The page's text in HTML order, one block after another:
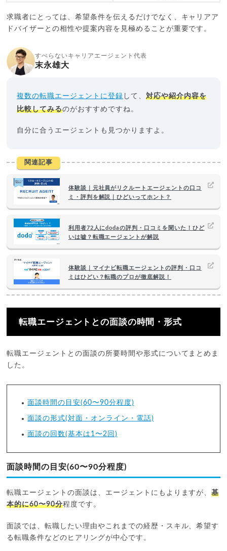
求職者にとっては、希望条件を伝えるだけでなく、キャリアア
ドバイザーとの相性や提案内容を見極めることが重要です。
すべらないキャリアエージェント代表
末永雄大
複数の転職エージェントに登録 して、 対応や紹介内容を
比較してみるのがおすすめですね。
自分に合うエージェントも見つかりますよ。
関連記事
体験談｜元社員がリクルートエージェントの口コ
ミ・評判を解説｜ひどいってホント？
利用者72人にdodaの評判・口コミを聞いた！ひど
いは嘘？転職エージェントが解説
体験談｜マイナビ転職エージェントの評判・口コ
ミはひどい？転職のプロが徹底解説！
転職エージェントとの面談の時間・形式
転職エージェントとの面談の所要時間や形式についてまとめま
した。
面談時間の目安(60〜90分程度)
面談の形式(対面・オンライン・電話)
面談の回数(基本は1〜2回)
面談時間の目安(60〜90分程度)
転職エージェントの面談は、エージェントにもよりますが、基
本的に60〜90分程度です。
面談では、転職したい理由やこれまでの経歴・スキル、希望す
る転職条件などのヒアリングが中心です。